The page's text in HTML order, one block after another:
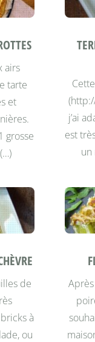
airs
tarte
et
grosse
j’ai
est
un
de
à
ou